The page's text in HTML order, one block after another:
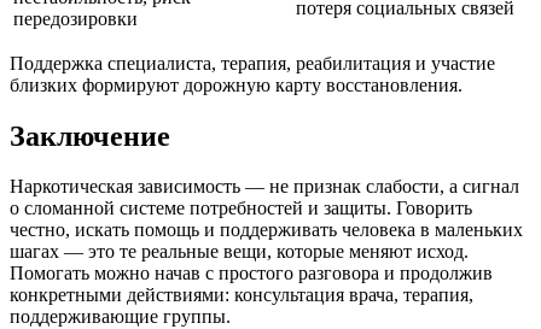
передозировки
потеря социальных связей
Поддержка специалиста, терапия, реабилитация и участие
близких формируют дорожную карту восстановления.
Заключение
Наркотическая зависимость — не признак слабости, а сигнал
о сломанной системе потребностей и защиты. Говорить
честно, искать помощь и поддерживать человека в маленьких
шагах — это те реальные вещи, которые меняют исход.
Помогать можно начав с простого разговора и продолжив
конкретными действиями: консультация врача, терапия,
поддерживающие группы.